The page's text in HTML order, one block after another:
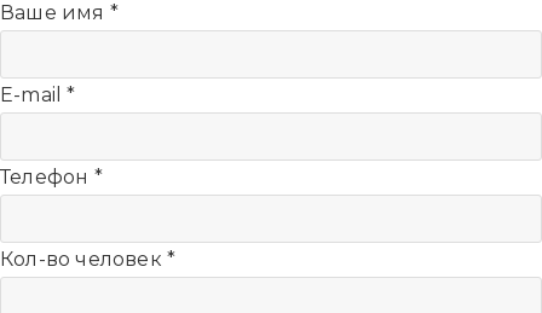
Ваше имя *
E-mail*
Телефон *
Кол-во человек *